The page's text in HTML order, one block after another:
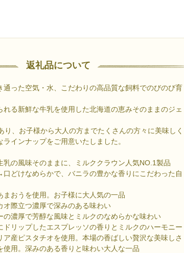
返礼品について
通った空気・水、こだわりの高品質な飼料でのびのび育
れる新鮮な牛乳を使用した北海道の恵みそのままのジェ
り、お子様から大人の方までたくさんの方々に美味しく
インナップをご用意いたしました。
の風味そのままに、ミルククラウン人気NO.1製品
どけなめらかで、バニラの豊かな香りにこだわった自
おうを使用。お子様に大人気の一品
際立つ濃厚で深みのある味わい
濃厚で芳醇な風味とミルクのなめらかな味わい
リップしたエスプレッソの香りとミルクのハーモニー
産ピスタチオを使用。本場の香ばしい贅沢な美味しさ
用。深みのある香りと味わい大人な一品